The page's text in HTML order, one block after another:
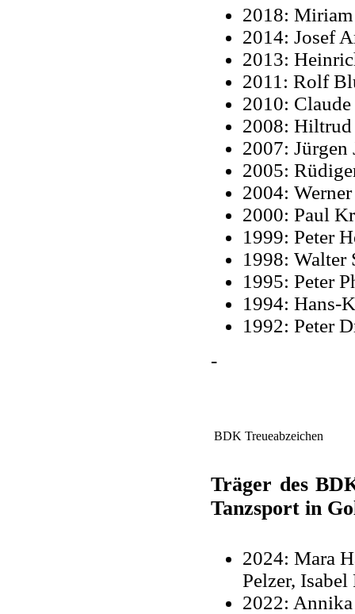
2018:
2014: Josef
2013:
2011: Rolf
2010: Claude
2008: Hiltrud
2007: Jürgen
2005:
2004:
2000: Paul
1999: Peter
1998: Walter
1995: Peter
1994: Hans-
1992: Peter
-
BDK Treueabzeichen
Träger des
Tanzsport in
2024: Mara
Pelzer, Isabel
2022: